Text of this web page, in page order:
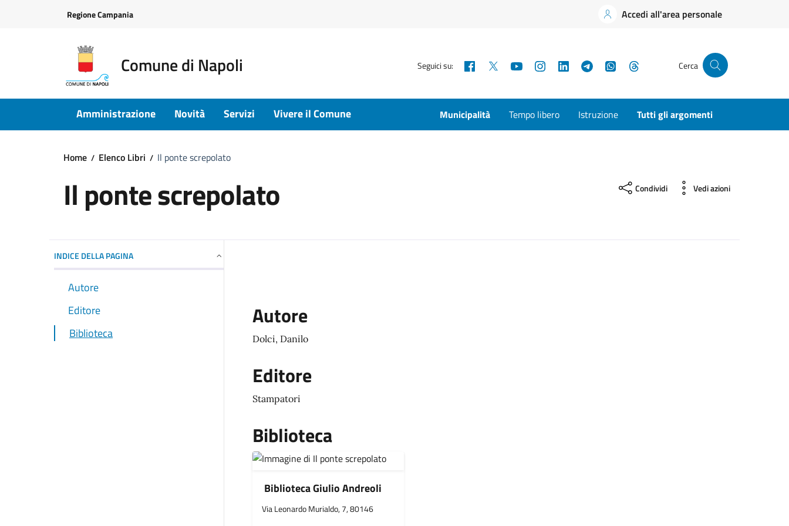
Regione Campania Accedi all'area personale
Comune di Napoli Seguici su: Facebook YouTubeInstagramLinkedInTelegramWhatsApp Cerca
Amministrazione Novità Servizi Vivere il Comune Municipalità Tempo libero Istruzione Tutti gli argomenti
Home Elenco Libri Il ponte screpolato
Il ponte screpolato Condividi Vedi azioni
INDICE DELLA PAGINA
Autore
Editore
Biblioteca
Autore
Dolci, Danilo
Editore
Stampatori
Biblioteca
Biblioteca Giulio Andreoli
Via Leonardo Murialdo, 7, 80146